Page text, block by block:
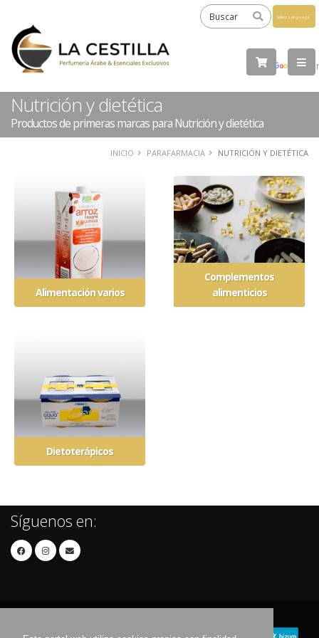
by
Nutrición y dietética
Productos de primeras marcas para Nutrición y dietética
INICIO PARAFARMACIA NUTRICIÓN Y DIETÉTICA
Alimentación varios
Complementos
alimenticios
Dietoterápicos
Síguenos en: